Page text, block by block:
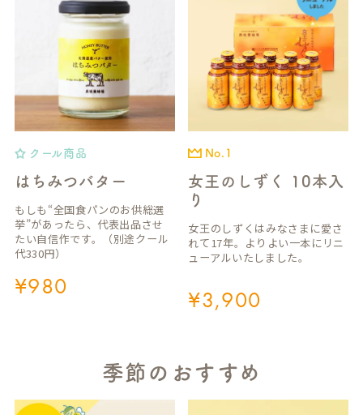
はちみつバター
クール商品
¥980
もしも“全国食パンのお供総選
挙”があったら、代表出品させ
たい自信作です。（別途クール
代330円）
女王のしずく 10本入
り
No.1
¥3,900
女王のしずくはみなさまに愛さ
れて17年。よりよい一本にリニ
ューアルいたしました。
季節のおすすめ